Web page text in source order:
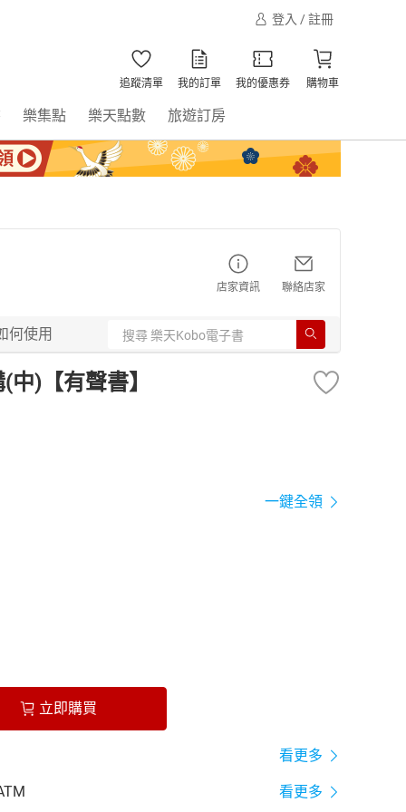
登入 / 註冊
追蹤清單 我的訂單 我的優惠券 購物車
樂集點 樂天點數 旅遊訂房
店家資訊 聯絡店家
何使用
)【有聲書】
一鍵全領
立即購買
看更多
看更多